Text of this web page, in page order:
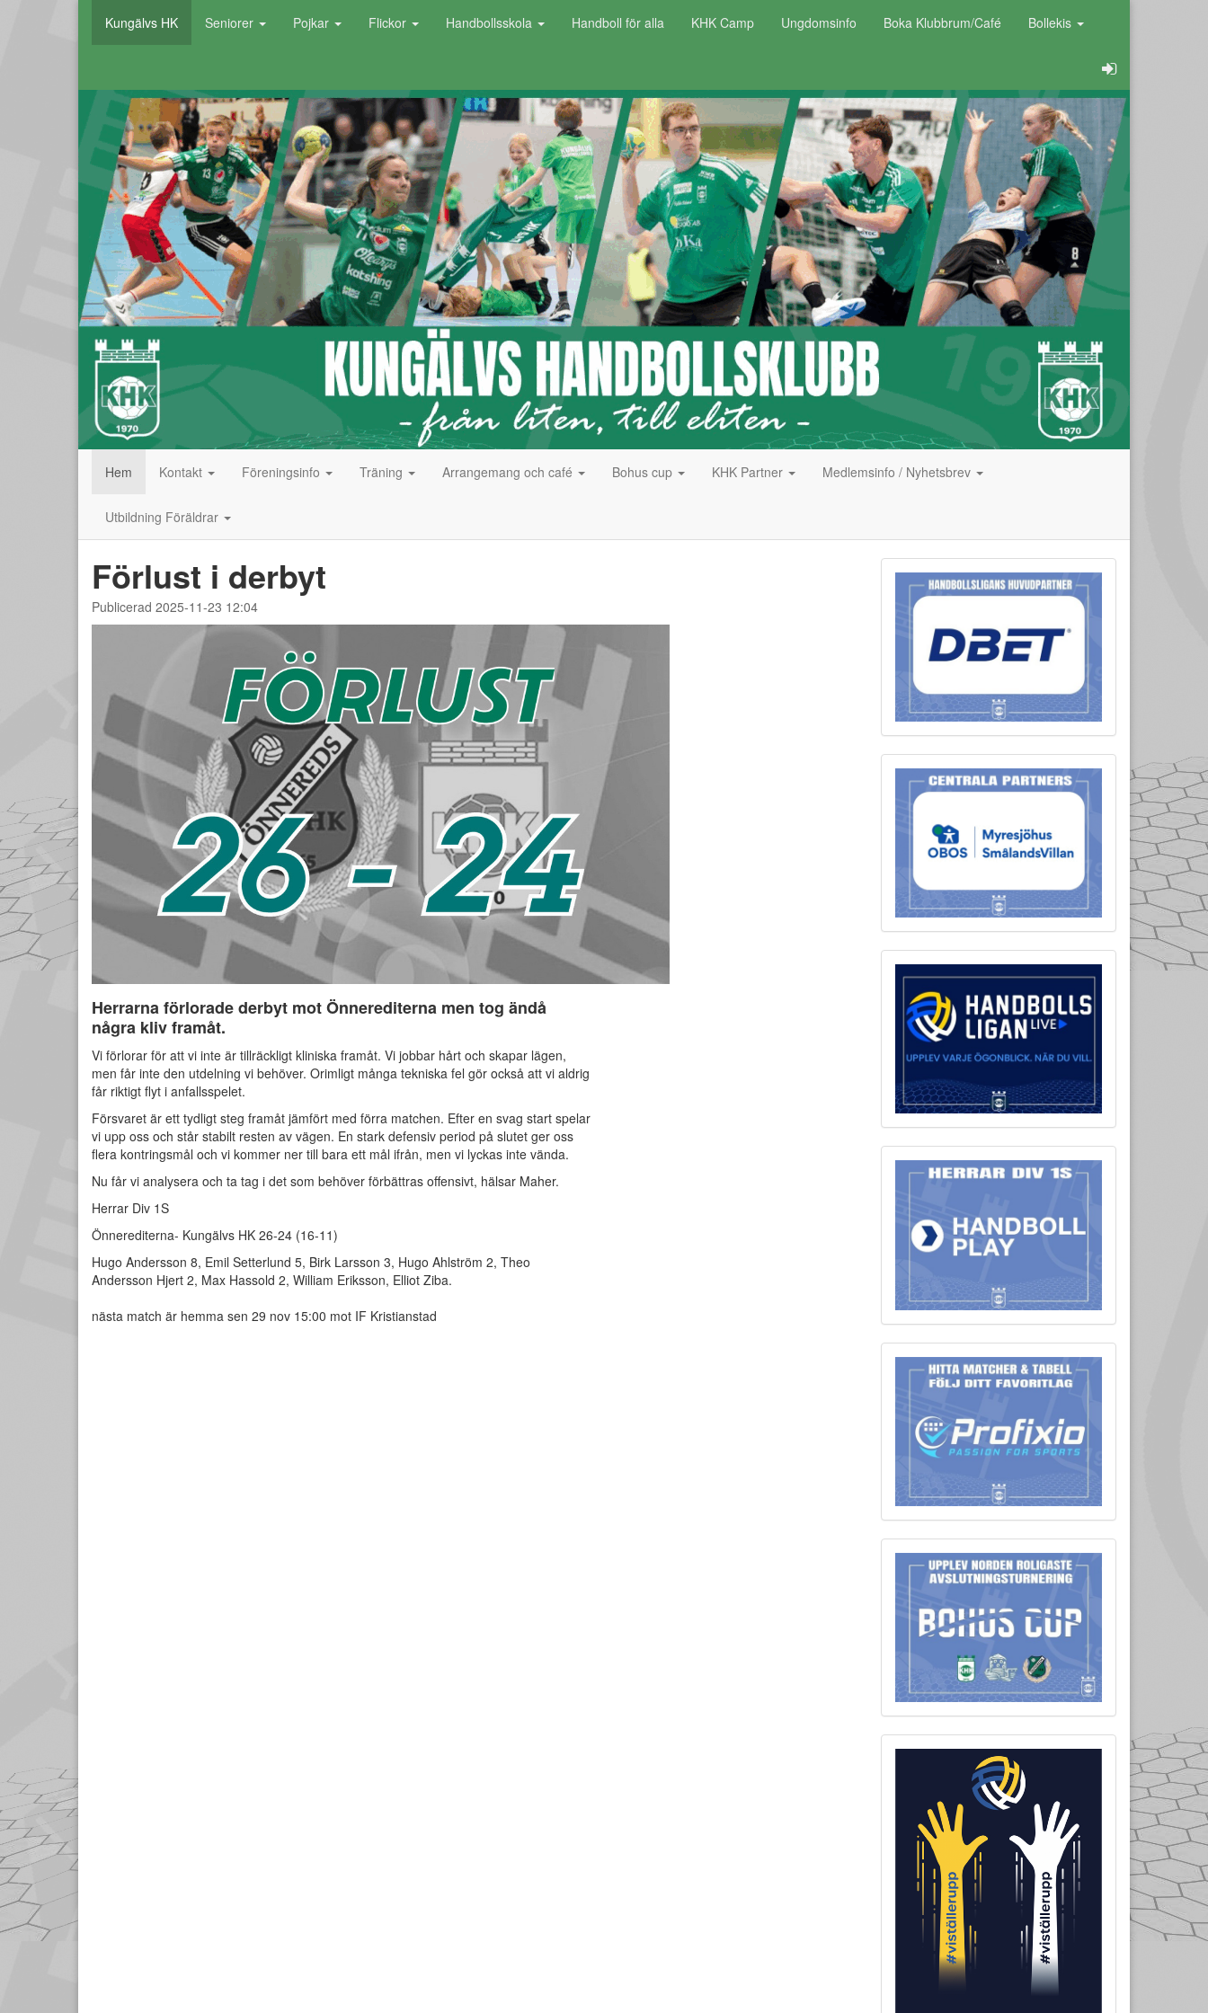
Kungälvs HK Seniorer Pojkar Flickor Handbollsskola Handboll för alla KHK Camp Ungdomsinfo Boka Klubbrum/Café Bollekis
Hem Kontakt Föreningsinfo Träning Arrangemang och café Bohus cup KHK Partner Medlemsinfo / Nyhetsbrev
Utbildning Föräldrar
Förlust i derbyt
Publicerad 2025-11-23 12:04
Herrarna förlorade derbyt mot Önnerediterna men tog ändå
några kliv framåt.
Vi förlorar för att vi inte är tillräckligt kliniska framåt. Vi jobbar hårt och skapar lägen,
men får inte den utdelning vi behöver. Orimligt många tekniska fel gör också att vi aldrig
får riktigt flyt i anfallsspelet.
Försvaret är ett tydligt steg framåt jämfört med förra matchen. Efter en svag start spelar
vi upp oss och står stabilt resten av vägen. En stark defensiv period på slutet ger oss
flera kontringsmål och vi kommer ner till bara ett mål ifrån, men vi lyckas inte vända.
Nu får vi analysera och ta tag i det som behöver förbättras offensivt, hälsar Maher.
Herrar Div 1S
Önnerediterna- Kungälvs HK 26-24 (16-11)
Hugo Andersson 8, Emil Setterlund 5, Birk Larsson 3, Hugo Ahlström 2, Theo
Andersson Hjert 2, Max Hassold 2, William Eriksson, Elliot Ziba.
nästa match är hemma sen 29 nov 15:00 mot IF Kristianstad